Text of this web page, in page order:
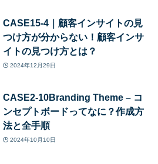
CASE15-4｜顧客インサイトの見
つけ方が分からない！顧客インサ
イトの見つけ方とは？
2024年12月29日
CASE2-10Branding Theme – コ
ンセプトボードってなに？作成方
法と全手順
2024年10月10日